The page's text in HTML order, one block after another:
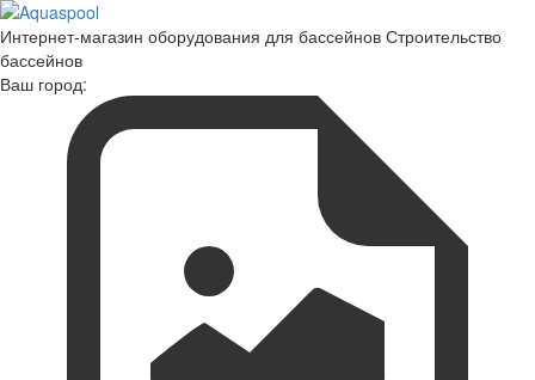
Интернет-магазин оборудования для бассейнов Строительство
бассейнов
Ваш город: